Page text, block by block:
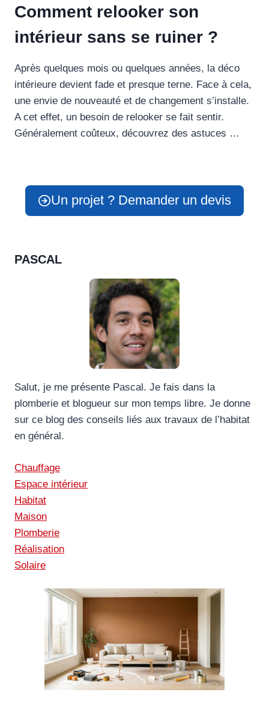
Comment relooker son
intérieur sans se ruiner ?
Après quelques mois ou quelques années, la déco
intérieure devient fade et presque terne. Face à cela,
une envie de nouveauté et de changement s’installe.
A cet effet, un besoin de relooker se fait sentir.
Généralement coûteux, découvrez des astuces …
Un projet ? Demander un devis
PASCAL
Salut, je me présente Pascal. Je fais dans la
plomberie et blogueur sur mon temps libre. Je donne
sur ce blog des conseils liés aux travaux de l’habitat
en général.
Chauffage
Espace intérieur
Habitat
Maison
Plomberie
Réalisation
Solaire